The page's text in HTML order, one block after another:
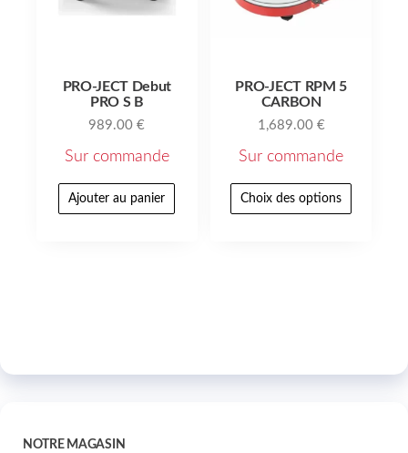
PRO-JECT Debut
PRO S B
989.00€
Sur commande
Ajouter au panier
PRO-JECT RPM 5
CARBON
1,689.00 €
Sur commande
Choix des options
NOTRE MAGASIN